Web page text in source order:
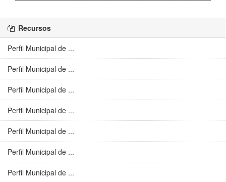
Recursos
Perfil Municipal de ...
Perfil Municipal de ...
Perfil Municipal de ...
Perfil Municipal de ...
Perfil Municipal de ...
Perfil Municipal de ...
Perfil Municipal de ...